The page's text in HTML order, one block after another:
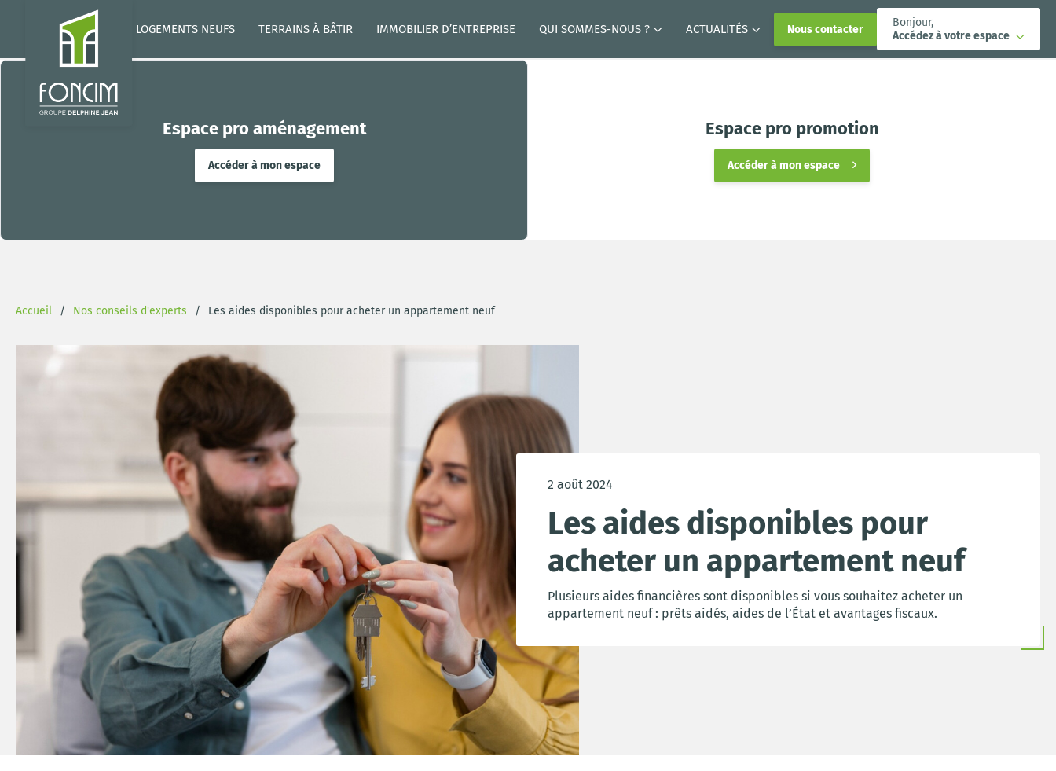
LOGEMENTS NEUFS TERRAINS À BÂTIR IMMOBILIER D’ENTREPRISE QUI SOMMES-NOUS ? ACTUALITÉS Nous contacter
Bonjour,
Accédez à votre espace
Espace pro aménagement
Accéder à mon espace
Espace pro promotion
Accéder à mon espace
Accueil Nos conseils d'experts Les aides disponibles pour acheter un appartement neuf
2 août 2024
Les aides disponibles pour
acheter un appartement neuf
Plusieurs aides financières sont disponibles si vous souhaitez acheter un
appartement neuf : prêts aidés, aides de l’État et avantages fiscaux.